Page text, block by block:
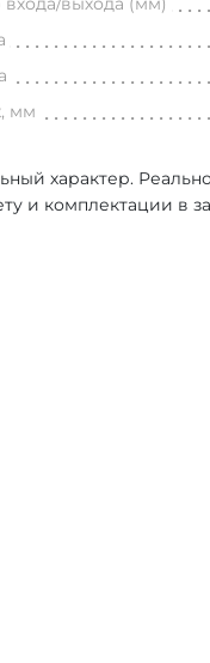
мм
характер.
и комплектации в